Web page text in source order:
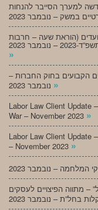
למערך הסייבר להנחות
(הוראת שעה – חרבות
2023
»
הקבועים בחוק החברות –
»
Labor Law Client Update
War – November 2023 »
Labor Law Client Update
– November 2023 »
– מתווה הפיצויים לעסקים